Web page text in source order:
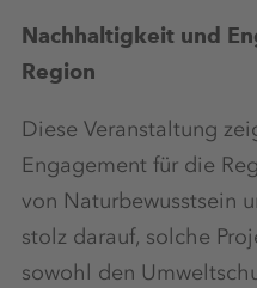
Nachhaltigkeit und
Region
Diese Veranstaltung
Engagement für die
von Naturbewusstsein
stolz darauf, solche
sowohl den